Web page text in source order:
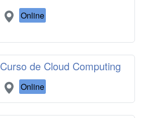
Online
Curso de Cloud Computing
Online